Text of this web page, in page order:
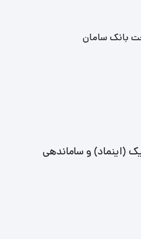
بانک سامان
(اینماد) و ساماندهی